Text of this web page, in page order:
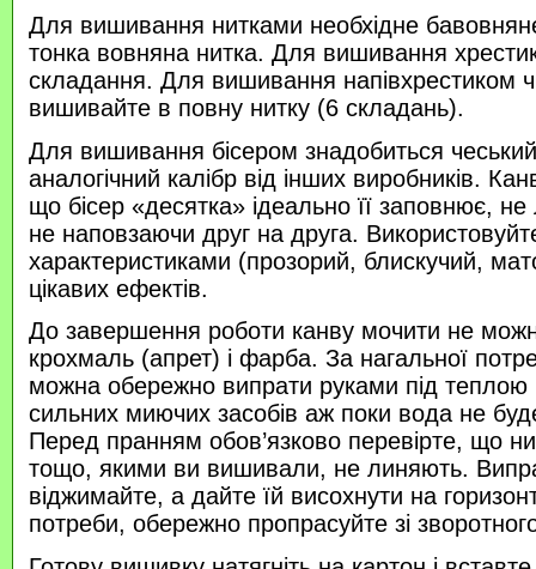
Для вишивання нитками необхідне
тонка вовняна нитка. Для вишивання
складання. Для вишивання напівхрестиком
вишивайте в повну нитку (6 складань).
Для вишивання бісером знадобиться
аналогічний калібр від інших виробників.
що бісер «десятка» ідеально її заповнює,
не наповзаючи друг на друга.
характеристиками (прозорий, блискучий,
цікавих ефектів.
До завершення роботи канву мочити не
крохмаль (апрет) і фарба. За нагальної
можна обережно випрати руками під
сильних миючих засобів аж поки вода не
Перед пранням обов’язково перевірте, що
тощо, якими ви вишивали, не линяють.
віджимайте, а дайте їй висохнути на
потреби, обережно пропрасуйте зі